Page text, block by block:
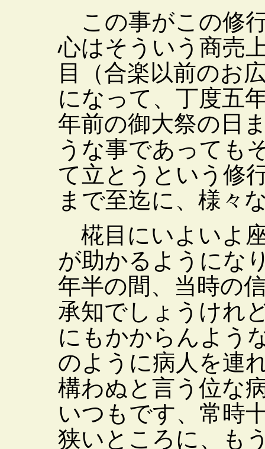
この事がこの修
心はそういう商売
目（合楽以前のお
になって、丁度五
年前の御大祭の日
うな事であっても
て立とうという修
まで至迄に、様々
椛目にいよいよ
が助かるようにな
年半の間、当時の
承知でしょうけれ
にもかからんよう
のように病人を連
構わぬと言う位な
いつもです、常時
狭いところに、も